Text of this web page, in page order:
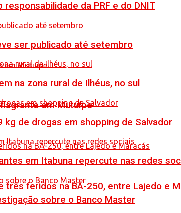
em Mutuípe
três feridos na BA-250, entre Lajedo e
da PRF e do DNIT
ser publicado até setembro
na zona rural de Ilhéus, no sul
de drogas em shopping de Salvador
em Itabuna repercute nas redes
sobre o Banco Master